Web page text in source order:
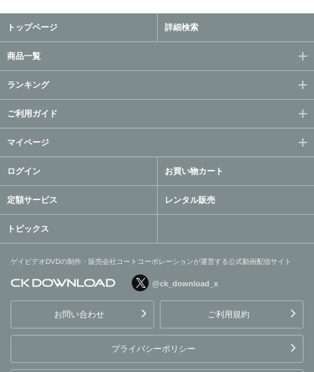
トップページ 詳細検索
商品一覧
ランキング
ご利用ガイド
マイページ
ログイン お買い物カート
定額サービス レンタル販売
トピックス
ゲイビデオDVDの制作・販売会社コートコーポレーションが運営する公式動画配信サイト
ョンが運営する公式動画配
信サイト
@ck_download_x
お問い合わせ ご利用規約
プライバシーポリシー